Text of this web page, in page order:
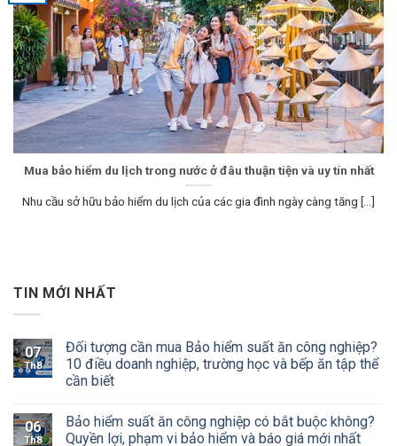
Mua bảo hiểm du lịch trong nước ở đâu thuận tiện và uy tín nhất
Nhu cầu sở hữu bảo hiểm du lịch của các gia đình ngày càng tăng [...]
TIN MỚI NHẤT
07
Th8
Đối tượng cần mua Bảo hiểm suất ăn công nghiệp?
10 điều doanh nghiệp, trường học và bếp ăn tập thể
cần biết
06
Th8
Bảo hiểm suất ăn công nghiệp có bắt buộc không?
Quyền lợi, phạm vi bảo hiểm và báo giá mới nhất